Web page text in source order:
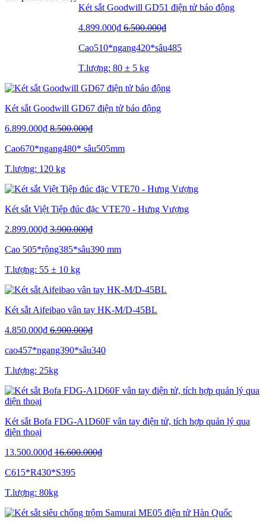
Két sắt Goodwill GD51 điện tử báo động
4.899.000₫ 6.500.000₫
Cao510*ngang420*sâu485
T.lượng: 80 ± 5 kg
Két sắt Goodwill GD67 điện tử báo động
6.899.000₫ 8.500.000₫
Cao670*ngang480* sâu505mm
T.lượng: 120 kg
Két sắt Việt Tiệp đúc đặc VTE70 - Hưng Vượng
2.899.000₫ 3.900.000₫
Cao 505*rộng385*sâu390 mm
T.lượng: 55 ± 10 kg
Két sắt Aifeibao vân tay HK-M/D-45BL
4.850.000₫ 6.900.000₫
cao457*ngang390*sâu340
T.lượng: 25kg
Két sắt Bofa FDG-A1D60F vân tay điện tử, tích hợp quản lý qua
điện thoại
13.500.000₫ 16.600.000₫
C615*R430*S395
T.lượng: 80kg